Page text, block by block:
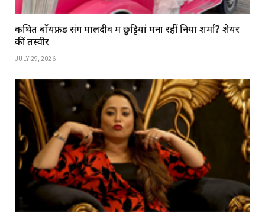
कथित बॉयफ्रेंड संग मालदीव में छुट्टियां मना रहीं निया शर्मा? शेयर
कीं तस्वीरें
JULY 29, 2026